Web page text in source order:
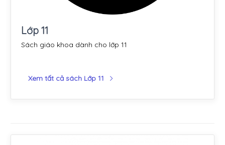
Lớp 11
Sách giáo khoa dành cho lớp 11
Xem tất cả sách Lớp 11